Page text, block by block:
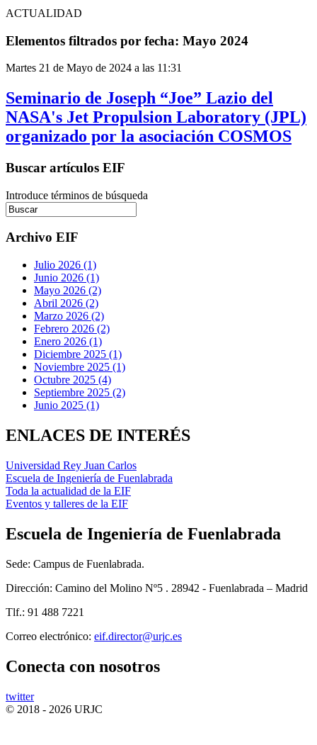
ACTUALIDAD
Elementos filtrados por fecha: Mayo 2024
Martes 21 de Mayo de 2024 a las 11:31
Seminario de Joseph “Joe” Lazio del
NASA's Jet Propulsion Laboratory (JPL)
organizado por la asociación COSMOS
Buscar artículos EIF
Introduce términos de búsqueda
Archivo EIF
Julio 2026 (1)
Junio 2026 (1)
Mayo 2026 (2)
Abril 2026 (2)
Marzo 2026 (2)
Febrero 2026 (2)
Enero 2026 (1)
Diciembre 2025 (1)
Noviembre 2025 (1)
Octubre 2025 (4)
Septiembre 2025 (2)
Junio 2025 (1)
ENLACES DE INTERÉS
Universidad Rey Juan Carlos
Escuela de Ingeniería de Fuenlabrada
Toda la actualidad de la EIF
Eventos y talleres de la EIF
Escuela de Ingeniería de Fuenlabrada
Sede: Campus de Fuenlabrada.
Dirección: Camino del Molino Nº5 . 28942 - Fuenlabrada – Madrid
Tlf.: 91 488 7221
Correo electrónico:
Conecta con nosotros
twitter
© 2018 - 2026 URJC